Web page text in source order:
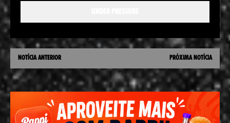
NOTÍCIA ANTERIOR PRÓXIMA NOTÍCIA